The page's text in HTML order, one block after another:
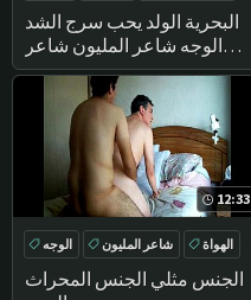
البحرية الولد يحب سرج الشد
الوجه شاعر المليون شاعر
المليون-لقطات
الشرج
12:33
الجنس مثلي الجنس المحراث
الوجه شاعر المليون
الهواة
BUKKAKE